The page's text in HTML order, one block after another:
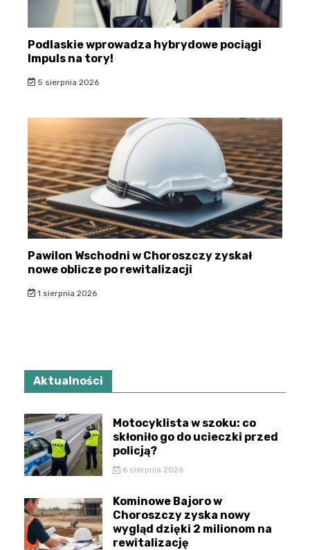
Podlaskie wprowadza hybrydowe pociągi
Impuls na tory!
5 sierpnia 2026
Pawilon Wschodni w Choroszczy zyskał
nowe oblicze po rewitalizacji
1 sierpnia 2026
Aktualności
Motocyklista w szoku: co
skłoniło go do ucieczki przed
policją?
6 sierpnia 2026
Kominowe Bajoro w
Choroszczy zyska nowy
wygląd dzięki 2 milionom na
rewitalizację